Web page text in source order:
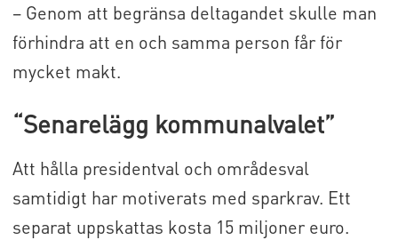
– Genom att begränsa deltagandet skulle man
förhindra att en och samma person får för
mycket makt.
“Senarelägg kommunalvalet”
Att hålla presidentval och områdesval
samtidigt har motiverats med sparkrav. Ett
separat uppskattas kosta 15 miljoner euro.